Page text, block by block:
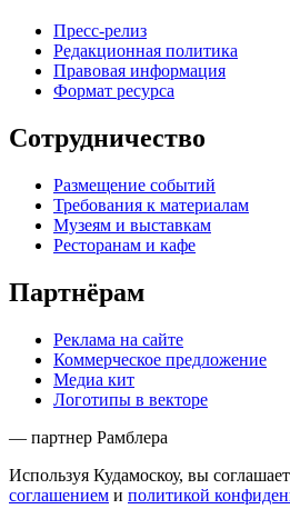
Пресс-релиз
Редакционная политика
Правовая информация
Формат ресурса
Сотрудничество
Размещение событий
Требования к материалам
Музеям и выставкам
Ресторанам и кафе
Партнёрам
Реклама на сайте
Коммерческое предложение
Медиа кит
Логотипы в векторе
— партнер Рамблера
Используя Кудамоскоу, вы
соглашением и политикой